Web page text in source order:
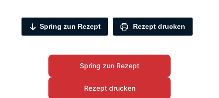
Spring zun Rezept Rezept drucken
Spring zun Rezept
Rezept drucken